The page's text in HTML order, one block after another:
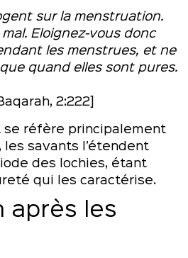
sur la menstruation.
mal. Eloignez-vous donc
les menstrues, et ne
quand elles sont pures.
2:222]
se réfère principalement
savants l’étendent
des lochies, étant
qui les caractérise.
après les